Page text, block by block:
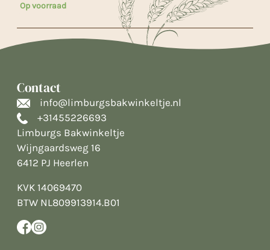
Op voorraad
Contact
info@limburgsbakwinkeltje.nl
+31455226693
Limburgs Bakwinkeltje
Wijngaardsweg 16
6412 PJ Heerlen
KVK 14069470
BTW NL809913914.B01